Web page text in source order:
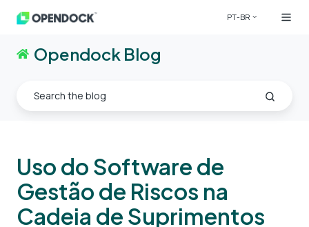
PT-BR
Opendock Blog
Uso do Software de
Gestão de Riscos na
Cadeia de Suprimentos